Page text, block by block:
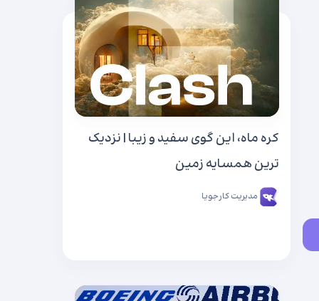
کره ماه، این گوی سفید و زیبا | نزدیک
ترین همسایه زمین
مدیریت کارجویا